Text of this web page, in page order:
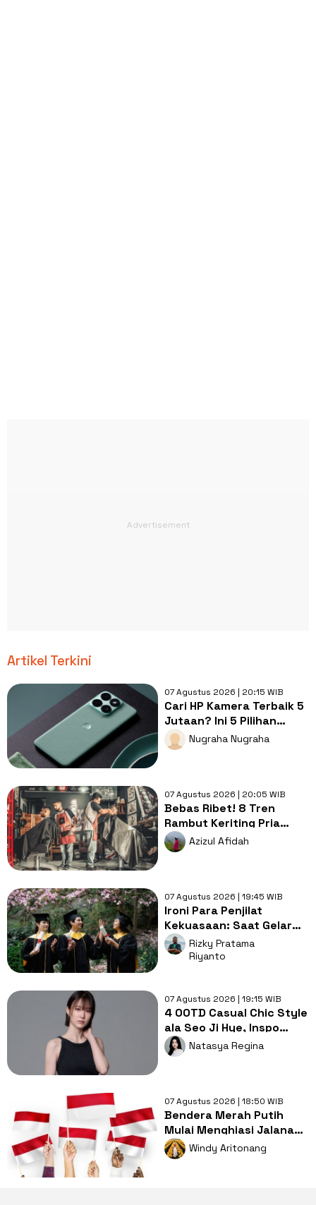
Artikel Terkini
07 Agustus 2026 | 20:15 WIB
Cari HP Kamera Terbaik 5
Jutaan? Ini 5 Pilihan
dengan Foto Paling Tajam
Nugraha Nugraha
07 Agustus 2026 | 20:05 WIB
Bebas Ribet! 8 Tren
Rambut Keriting Pria
untuk Wajah Kotak yang
Gampang Ditata
Azizul Afidah
07 Agustus 2026 | 19:45 WIB
Ironi Para Penjilat
Kekuasaan: Saat Gelar
Akademis Kalah oleh
Mental ABS
Rizky Pratama
Riyanto
07 Agustus 2026 | 19:15 WIB
4 OOTD Casual Chic Style
ala Seo Ji Hye, Inspo
Gaya Ngampus Sampai
Ngantor!
Natasya Regina
07 Agustus 2026 | 18:50 WIB
Bendera Merah Putih
Mulai Menghiasi Jalanan,
Mengapa Tradisi ini
Penting?
Windy Aritonang